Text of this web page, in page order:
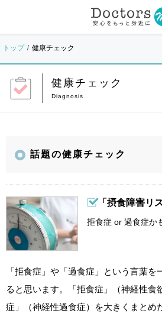
トップ 健康チェック
健康チェック
話題の健康チェック
「摂食障害リ
拒食症 or 過食症か
「拒食症」や「過食症」という言葉
ると思います。「拒食症」（神経性食
症」（神経性過食症）を大きくまとめ